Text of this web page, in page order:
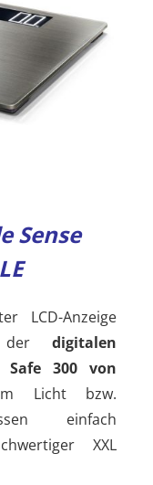
Sense
LCD-Anzeige
der digitalen
Safe 300 von
Licht bzw.
einfach
XXL